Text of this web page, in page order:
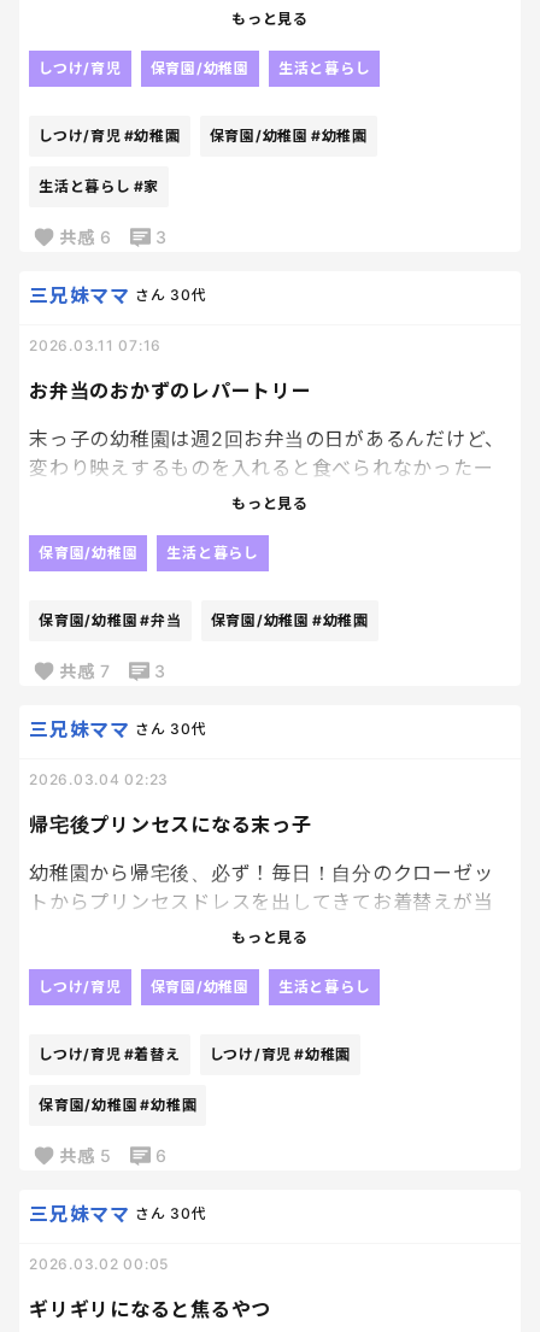
私が容赦なく訂正に入るんだけど
春が来た
もっと見る
しつけ/育児 保育園/幼稚園 生活と暮らし
しつけ/育児 #幼稚園 保育園/幼稚園 #幼稚園
生活と暮らし #家
共感 6 3
お弁当のおかずのレパートリー
三兄妹ママ さん 30代
2026.03.11 07:16
末っ子の幼稚園は週2回お弁当の日があるんだけど、
変わり映えするものを入れると食べられなかったー
って帰ってくるから、なかなか新メンバーを加える事
お弁当を毎日作ってるお母さんって素晴らしいなあ。
私は結構限界を感じている。笑
もっと見る
保育園/幼稚園 生活と暮らし
保育園/幼稚園 #弁当 保育園/幼稚園 #幼稚園
共感 7 3
帰宅後プリンセスになる末っ子
三兄妹ママ さん 30代
2026.03.04 02:23
幼稚園から帰宅後、必ず！毎日！自分のクローゼッ
トからプリンセスドレスを出してきてお着替えが当
たり前になっている。笑
昨日はアナ
から、気付かれないように横目でチラチラと末っ子
もっと見る
しつけ/育児 保育園/幼稚園 生活と暮らし
しつけ/育児 #着替え しつけ/育児 #幼稚園
保育園/幼稚園 #幼稚園
共感 5 6
ギリギリになると焦るやつ
三兄妹ママ さん 30代
2026.03.02 00:05